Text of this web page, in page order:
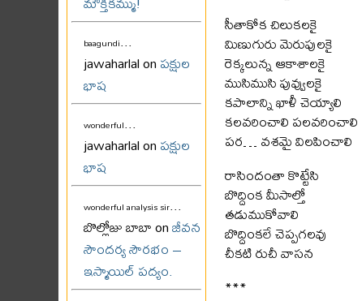
baagundi...
jawaharlal onపక్షుల
భాష
wonderful...
jawaharlal onపక్షుల
భాష
wonderful analysis sir...
బొల్లోజు బాబా onజీవన
సౌందర్య సౌరభం –
ఇస్మాయిల్ పద్యం.
సీతాకోక చిలుకలకై
మిణుగురు మెరుపులకై
రెక్కలున్న ఆకాశాలకై
ముసిముసి పువ్వులకై
కపాలాన్ని ఖాళీ చెయ్యాలి
కలవరించాలి పలవరించాలి
పర… వశమై విలపించాలి
రాసిందంతా కొట్టేసి
బొద్దింక మీసాల్తో
తడుముకోవాలి
బొద్దింకలే చెప్పగలవు
చీకటి రుచీ వాసన
***